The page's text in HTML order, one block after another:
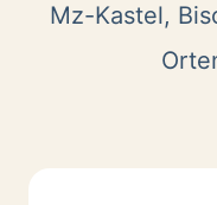
Mz-Kastel,